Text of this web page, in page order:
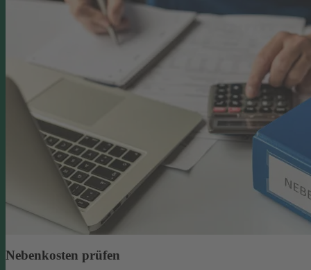
Nebenkosten prüfen